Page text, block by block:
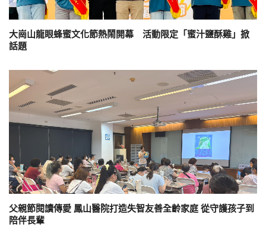
大崗山龍眼蜂蜜文化節熱鬧開幕 活動限定「蜜汁鹽酥雞」掀
話題
父親節閱讀傳愛 鳳山醫院打造失智友善全齡家庭 從守護孩子到
陪伴長輩